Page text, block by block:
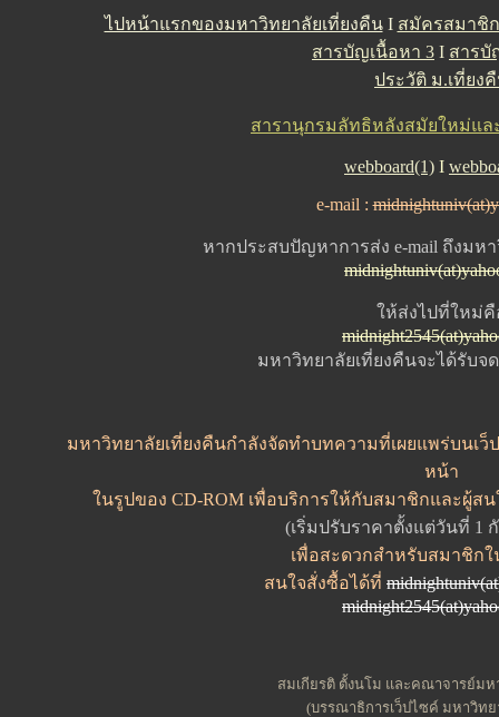
ไปหน้าแรกของมหาวิทยาลัยเที่ยงคืนI สมัครสมาชิก
สารบัญเนื้อหา 3 I สารบั
ประวัติ ม.เที่ยง
สารานุกรมลัทธิหลังสมัยใหม่แล
webboard(1) I
e-mail :
หากประสบปัญหาการส่ง e-mail ถึงมห
ให้ส่งไปที่ใหม่คื
มหาวิทยาลัยเที่ยงคืนจะได้รับจ
มหาวิทยาลัยเที่ยงคืนกำลังจัดทำบทความที่เผยแพร่บนเว็
หน้า
ในรูปของ CD-ROM เพื่อบริการให้กับสมาชิกและผู้ส
(เริ่มปรับราคาตั้งแต่วันที่ 1
เพื่อสะดวกสำหรับสมาชิก
สนใจสั่งซื้อได้ที่
สมเกียรติ ตั้งนโม และคณาจารย์มห
(บรรณาธิการเว็ปไซค์ มหาวิท